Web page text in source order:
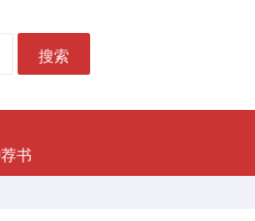
搜索
书